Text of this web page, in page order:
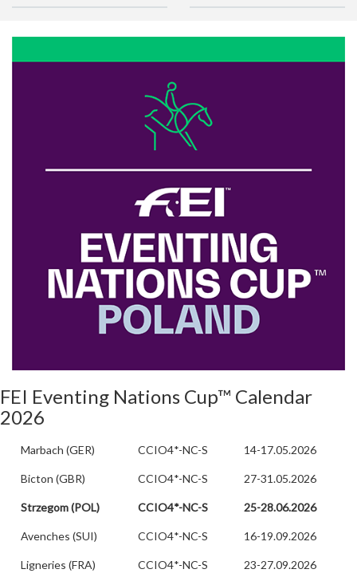
FEI Eventing Nations Cup™ Calendar
2026
Marbach (GER) CCIO4*-NC-S 14-17.05.2026
Bicton (GBR) CCIO4*-NC-S 27-31.05.2026
Strzegom (POL) CCIO4*-NC-S 25-28.06.2026
Avenches (SUI) CCIO4*-NC-S 16-19.09.2026
Ligneries (FRA) CCIO4*-NC-S 23-27.09.2026